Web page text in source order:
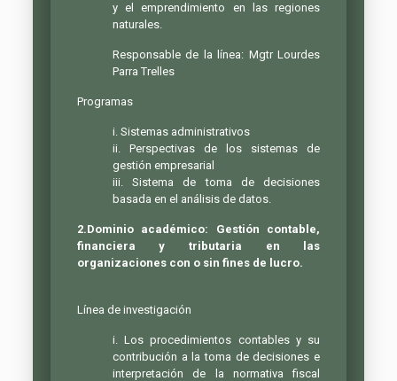
y el emprendimiento en las regiones
naturales.
Responsable de la línea: Mgtr Lourdes
Parra Trelles
Programas
i. Sistemas administrativos
ii. Perspectivas de los sistemas de
gestión empresarial
iii. Sistema de toma de decisiones
basada en el análisis de datos.
2.Dominio académico: Gestión contable,
financiera y tributaria en las
organizaciones con o sin fines de lucro.
Línea de investigación
i. Los procedimientos contables y su
contribución a la toma de decisiones e
interpretación de la normativa fiscal